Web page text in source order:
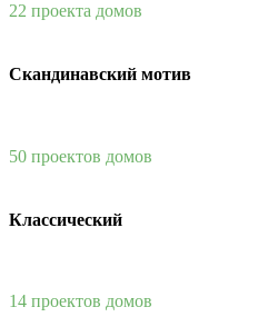
22 проекта домов
Скандинавский мотив
50 проектов домов
Классический
14 проектов домов